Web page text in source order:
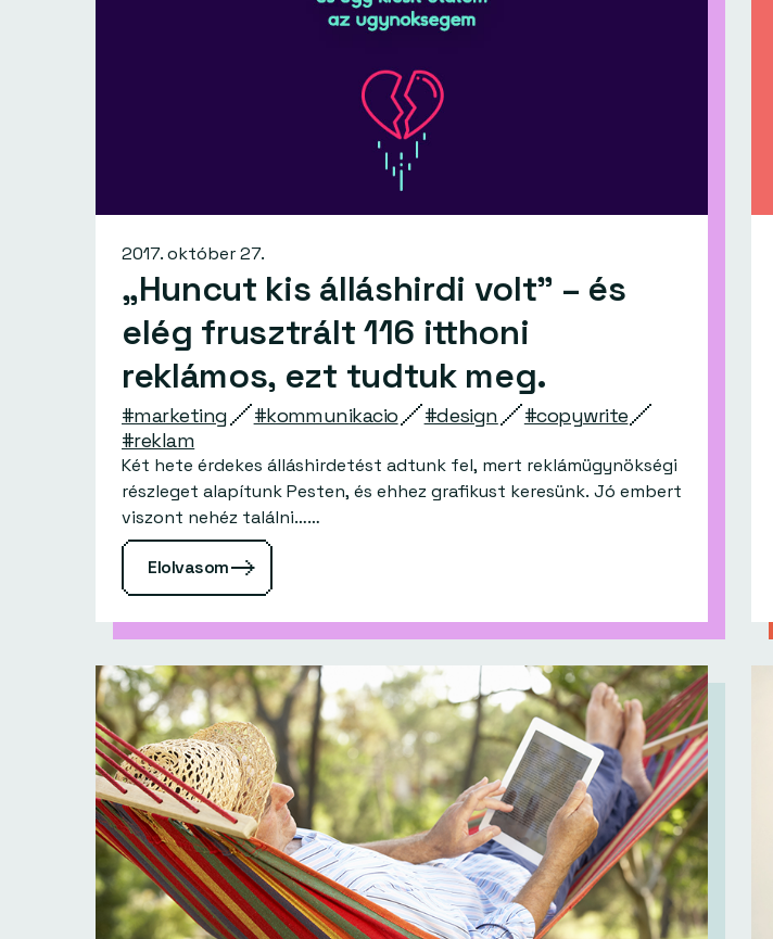
2017. október 27.
„Huncut kis álláshirdi volt” – és
elég frusztrált 116 itthoni
reklámos, ezt tudtuk meg.
#marketing #kommunikacio #design
#copywrite
#reklam
Két hete érdekes álláshirdetést adtunk fel, mert reklámügynökségi
részleget alapítunk Pesten, és ehhez grafikust keresünk. Jó embert
viszont nehéz találni……
Elolvasom